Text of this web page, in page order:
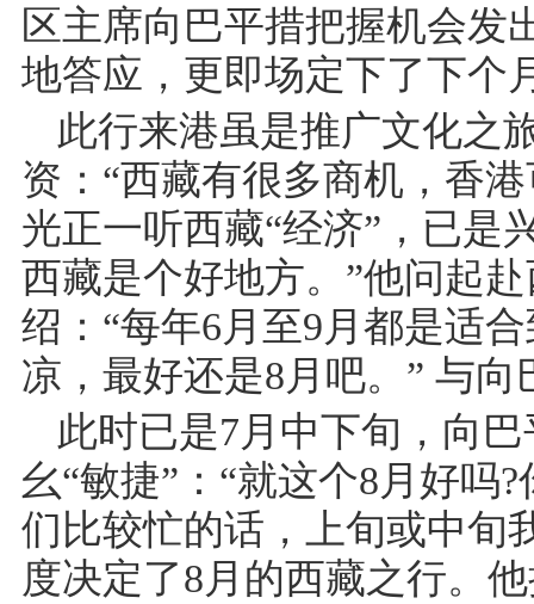
区主席向巴平措把握机会发
地答应，更即场定下了下个
此行来港虽是推广文化之
资：“西藏有很多商机，香
光正一听西藏“经济”，已是
西藏是个好地方。”他问起
绍：“每年6月至9月都是适
凉，最好还是8月吧。” 与向
此时已是7月中下旬，向
幺“敏捷”：“就这个8月好吗
们比较忙的话，上旬或中旬
度决定了8月的西藏之行。